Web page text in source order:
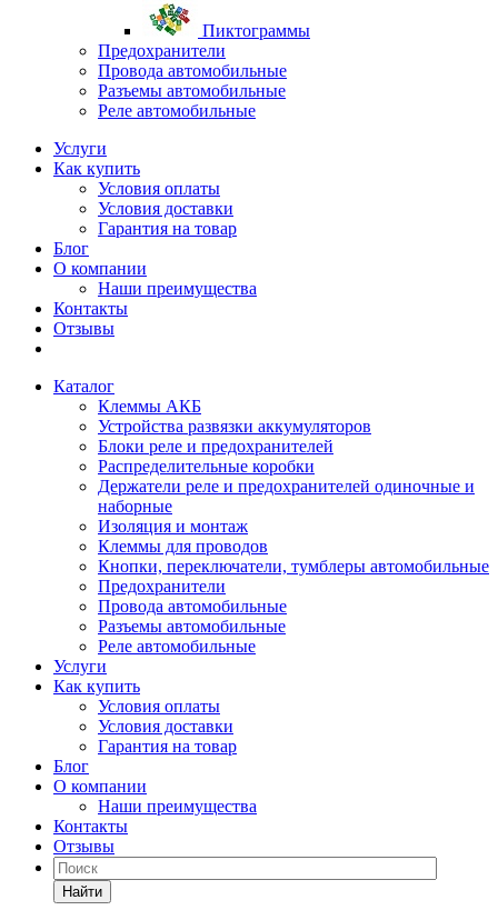
Пиктограммы
Предохранители
Провода автомобильные
Разъемы автомобильные
Реле автомобильные
Услуги
Как купить
Условия оплаты
Условия доставки
Гарантия на товар
Блог
О компании
Наши преимущества
Контакты
Отзывы
Каталог
Клеммы АКБ
Устройства развязки аккумуляторов
Блоки реле и предохранителей
Распределительные коробки
Держатели реле и предохранителей одиночные и
наборные
Изоляция и монтаж
Клеммы для проводов
Кнопки, переключатели, тумблеры автомобильные
Предохранители
Провода автомобильные
Разъемы автомобильные
Реле автомобильные
Услуги
Как купить
Условия оплаты
Условия доставки
Гарантия на товар
Блог
О компании
Наши преимущества
Контакты
Отзывы
Найти